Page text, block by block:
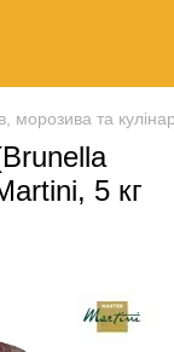
морозива та
5 кг